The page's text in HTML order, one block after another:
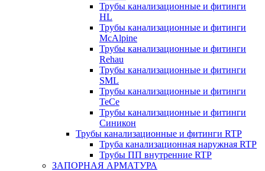
Трубы канализационные и фитинги
HL
Трубы канализационные и фитинги
McAlpine
Трубы канализационные и фитинги
Rehau
Трубы канализационные и фитинги
SML
Трубы канализационные и фитинги
TeCe
Трубы канализационные и фитинги
Синикон
Трубы канализационные и фитинги RTP
Труба канализационная наружная RTP
Трубы ПП внутренние RTP
ЗАПОРНАЯ АРМАТУРА